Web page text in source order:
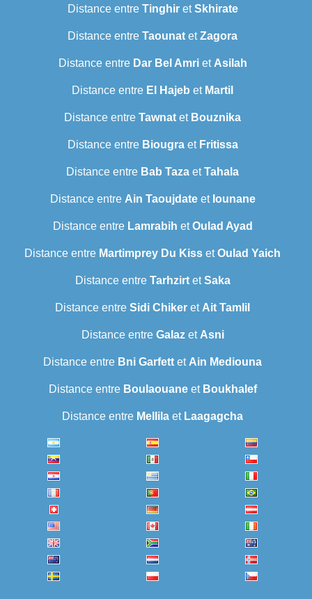
Distance entre TinghiretSkhirate
Distance entre Taounat etZagora
Distance entre Dar Bel Amriet Asilah
Distance entre El Hajeb et Martil
Distance entre Tawnat et Bouznika
Distance entre Biougraet Fritissa
Distance entre Bab Taza etTahala
Distance entre Ain Taoujdateet Iounane
Distance entre Lamrabih etOulad Ayad
Distance entre Martimprey Du Kiss etOulad Yaich
Distance entre TarhzirtetSaka
Distance entre Sidi Chiker et Ait Tamlil
Distance entre Galazet Asni
Distance entre Bni Garfett et Ain Mediouna
Distance entre Boulaouaneet Boukhalef
Distance entre Mellila et Laagagcha